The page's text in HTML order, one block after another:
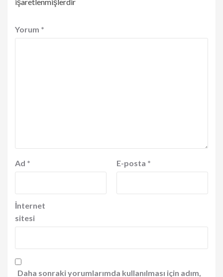
işaretlenmişlerdir
Yorum *
Ad * E-posta *
İnternet
sitesi
Daha sonraki yorumlarımda kullanılması için adım,